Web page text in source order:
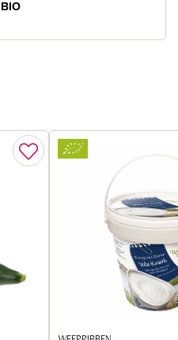
BIO